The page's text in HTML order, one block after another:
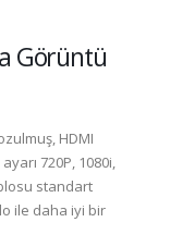
Görüntü
HDMI
720P, 1080i,
standart
ile daha iyi bir